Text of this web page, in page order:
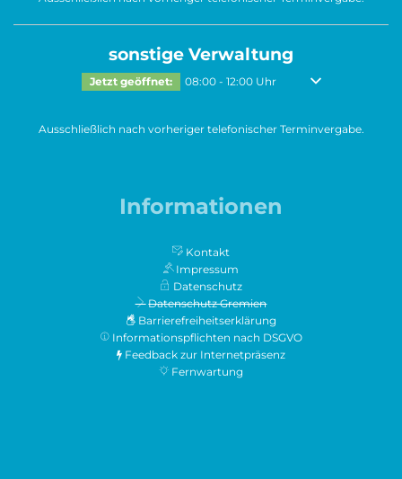
sonstige Verwaltung
Klicken, um weitere Öffnungs- oder Schließzeiten
Jetzt geöffnet: 08:00- 12:00Uhr Von 08:00 bis
Ausschließlich nach vorheriger telefonischer Terminvergabe.
Informationen
Kontakt
Impressum
Datenschutz
Datenschutz Gremien
Barrierefreiheitserklärung
Informationspflichten nach DSGVO
Feedback zur Internetpräsenz
Fernwartung